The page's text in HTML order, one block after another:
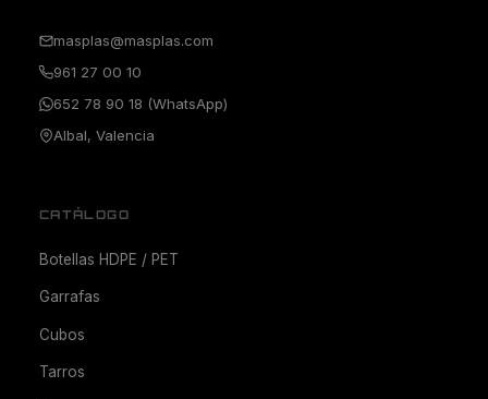
masplas@masplas.com
961 27 00 10
652 78 90 18 (WhatsApp)
Albal, Valencia
CATÁLOGO
Botellas HDPE / PET
Garrafas
Cubos
Tarros